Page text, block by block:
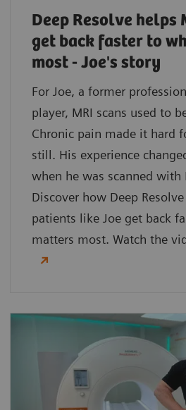
Deep Resolve helps
get back faster to
most - Joe's story
For Joe, a former
player, MRI scans used to
Chronic pain made it hard
still. His experience
when he was scanned with
Discover how Deep
patients like Joe get back
matters most. Watch the